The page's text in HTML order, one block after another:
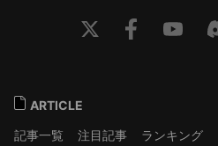
ARTICLE
記事一覧
注目記事 ランキング